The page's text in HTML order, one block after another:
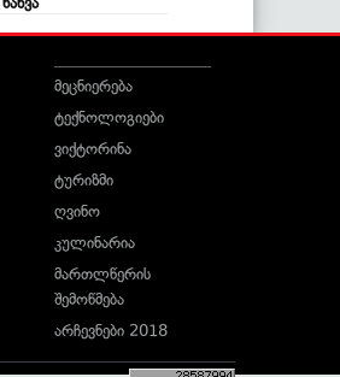
მეცნიერება
ტექნოლოგიები
ვიქტორინა
ტურიზმი
ღვინო
კულინარია
მართლწერის
შემოწმება
არჩევნები 2018